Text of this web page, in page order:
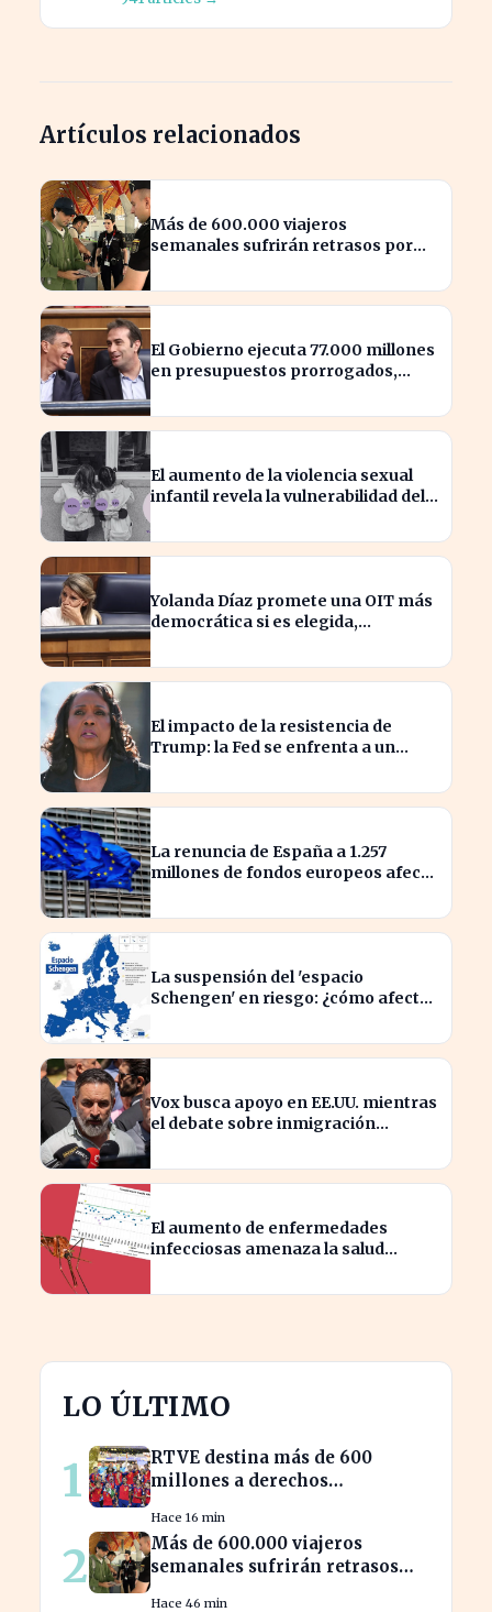
Artículos relacionados
Más de 600.000 viajeros
semanales sufrirán retrasos por
El Gobierno ejecuta 77.000 millones
en presupuestos prorrogados,
El aumento de la violencia sexual
infantil revela la vulnerabilidad del
Yolanda Díaz promete una OIT más
democrática si es elegida,
El impacto de la resistencia de
Trump: la Fed se enfrenta a un
La renuncia de España a 1.257
millones de fondos europeos afecta
La suspensión del 'espacio
Schengen' en riesgo: ¿cómo afecta
Vox busca apoyo en EE.UU. mientras
el debate sobre inmigración
El aumento de enfermedades
infecciosas amenaza la salud
LO ÚLTIMO
1
RTVE destina más de 600
millones a derechos
programación futura
Hace 16 min
2
Más de 600.000 viajeros
semanales sufrirán retrasos
Hace 46 min